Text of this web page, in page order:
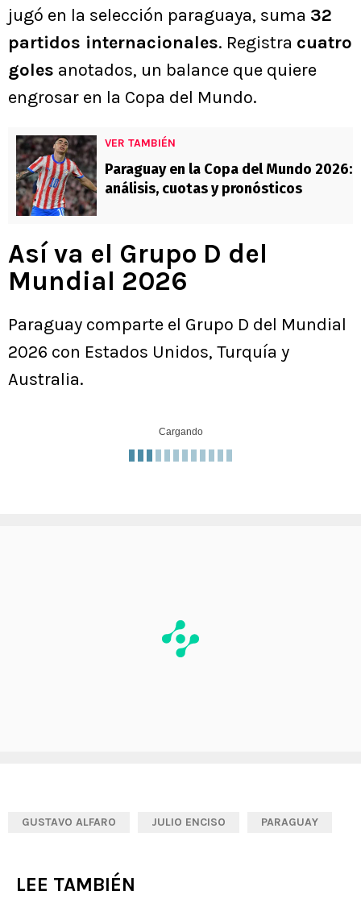
jugó en la selección paraguaya, suma 32
partidos internacionales. Registra cuatro
goles anotados, un balance que quiere
engrosar en la Copa del Mundo.
VER TAMBIÉN
Paraguay en la Copa del Mundo 2026:
análisis, cuotas y pronósticos
Así va el Grupo D del
Mundial 2026
Paraguay comparte el Grupo D del Mundial
2026 con Estados Unidos, Turquía y
Australia.
Cargando
GUSTAVO ALFARO JULIO ENCISO PARAGUAY
LEE TAMBIÉN